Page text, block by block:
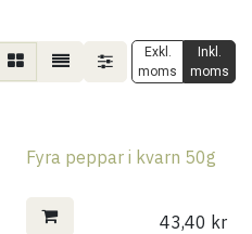
Exkl.
moms
Inkl.
moms
Fyra peppar i kvarn 50g
43,40 kr